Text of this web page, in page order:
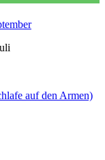
auf den Armen)